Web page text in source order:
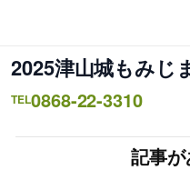
を
ス
キ
2025津山城もみじ
TEL0868-22-3310
記事